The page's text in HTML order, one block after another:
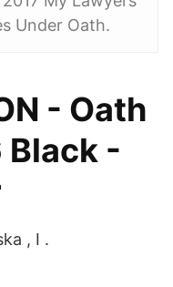
Under Oath.
- Oath
Black -
, I .